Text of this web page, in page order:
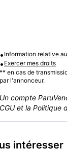
• Information relative
• Exercer mes droits
** en cas de
par l'annonceur.
Un compte
CGU et la Politique
intéresser